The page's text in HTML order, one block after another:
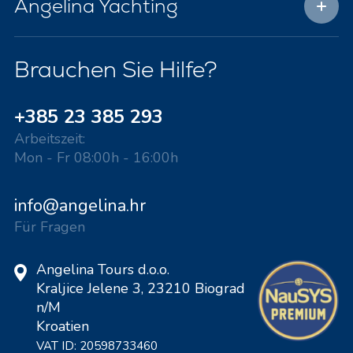
Angelina Yachting
Brauchen Sie Hilfe?
+385 23 385 293
Arbeitszeit:
Mon - Fr 08:00h - 16:00h
info@angelina.hr
Für Fragen
Angelina Tours d.o.o.
Kraljice Jelene 3, 23210 Biograd
n/M
Kroatien
VAT ID: 20598733460